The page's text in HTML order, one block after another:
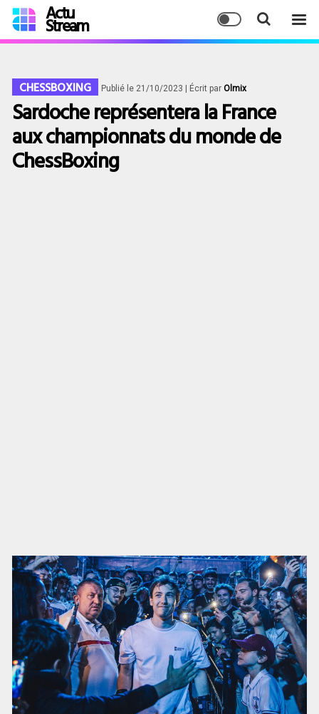
Actu
Stream
CHESSBOXING Publié le 21/10/2023 | Écrit par Olmix
Sardoche représentera la France
aux championnats du monde de
ChessBoxing